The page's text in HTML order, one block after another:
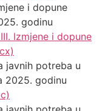
i dopune
godinu
Izmjene i dopune
javnih potreba u
2025. godinu